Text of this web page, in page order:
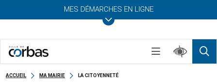
MES DÉMARCHES EN LIGNE
ACCUEIL MA MAIRIE LA CITOYENNETÉ